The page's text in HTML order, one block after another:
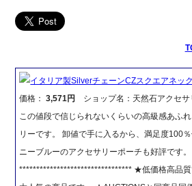
イタリア製SilverチェーンCZスクエアネッ
価格：3,571円
ショップ名：天然石アクセサ
この値段で信じられないくらいの高級感あふ
リーです。 卸値で手に入るから、満足度100
ニーブルーのアクセサリーポーチも好評です。
********************************* ★低価格高品質